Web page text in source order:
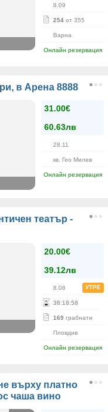
8.09
254 от 355
Варна
Онлайн резервация
в Арена 8888
31.00€
60.63лв
28.11
кв. Гео Милев
Онлайн резервация
театър -
20.00€
39.12лв
8.08 УТРЕ
38:18:58
169 грабнати
Пловдив
Онлайн резервация
върху платно
чаша вино